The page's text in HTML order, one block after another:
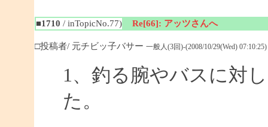
■1710 / inTopicNo.77) Re[66]: アッツさんへ
□投稿者/ 元チビッ子バサー 一般人(3回)-(2008/10/29(Wed) 07:10:25)
1、釣る腕やバスに対
た。